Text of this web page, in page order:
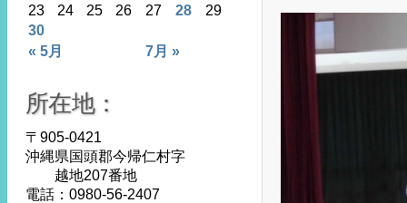
« 5月 7月 »
23
24 25 26 27 28
29
30
所在地：
〒905-0421
沖縄県国頭郡今帰仁村字
越地207番地
電話：0980-56-2407